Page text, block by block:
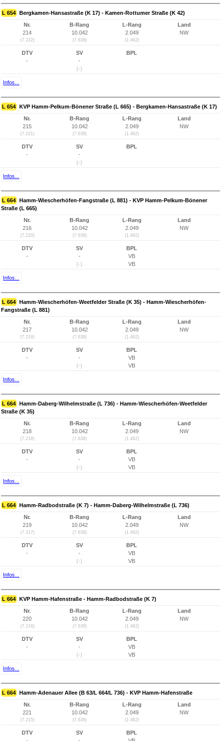
L 654 Bergkamen-Hansastraße (K 17) - Kamen-Rottumer Straße (K 42)
Nr.
214
(7.222)
B-Rang
10.042
(7.638)
L-Rang
2.049
(1.462)
Land
NW
DTV
-
SV
-
(-)
BPL
Infos...
L 654 KVP Hamm-Pelkum-Bönener Straße (L 665) - Bergkamen-Hansastraße (K 17)
Nr.
215
(7.221)
B-Rang
10.042
(7.638)
L-Rang
2.049
(1.462)
Land
NW
DTV
-
SV
-
(-)
BPL
Infos...
L 664 Hamm-Wiescherhöfen-Fangstraße (L 881) - KVP Hamm-Pelkum-Bönener
Straße (L 665)
Nr.
216
(7.220)
B-Rang
10.042
(7.638)
L-Rang
2.049
(1.462)
Land
NW
DTV
-
SV
-
(-)
BPL
VB
VB
Infos...
L 664 Hamm-Wiescherhöfen-Weetfelder Straße (K 35) - Hamm-Wiescherhöfen-
Fangstraße (L 881)
Nr.
217
(7.219)
B-Rang
10.042
(7.638)
L-Rang
2.049
(1.462)
Land
NW
DTV
-
SV
-
(-)
BPL
VB
VB
Infos...
L 664 Hamm-Daberg-Wilhelmstraße (L 736) - Hamm-Wiescherhöfen-Weetfelder
Straße (K 35)
Nr.
218
(7.218)
B-Rang
10.042
(7.638)
L-Rang
2.049
(1.462)
Land
NW
DTV
-
SV
-
(-)
BPL
VB
VB
Infos...
L 664 Hamm-Radbodstraße (K 7) - Hamm-Daberg-Wilhelmstraße (L 736)
Nr.
219
(7.217)
B-Rang
10.042
(7.638)
L-Rang
2.049
(1.462)
Land
NW
DTV
-
SV
-
(-)
BPL
VB
VB
Infos...
L 664 KVP Hamm-Hafenstraße - Hamm-Radbodstraße (K 7)
Nr.
220
(7.216)
B-Rang
10.042
(7.638)
L-Rang
2.049
(1.462)
Land
NW
DTV
-
SV
-
(-)
BPL
VB
VB
Infos...
L 664 Hamm-Adenauer Allee (B 63/L 664/L 736) - KVP Hamm-Hafenstraße
Nr.
221
(7.215)
B-Rang
10.042
(7.638)
L-Rang
2.049
(1.462)
Land
NW
DTV
SV
BPL